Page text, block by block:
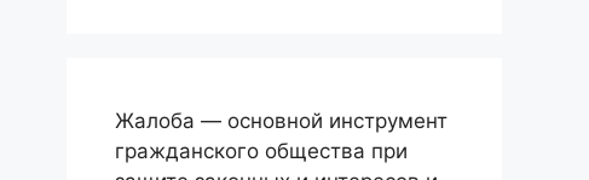
Жалоба — основной инструмент
гражданского общества при